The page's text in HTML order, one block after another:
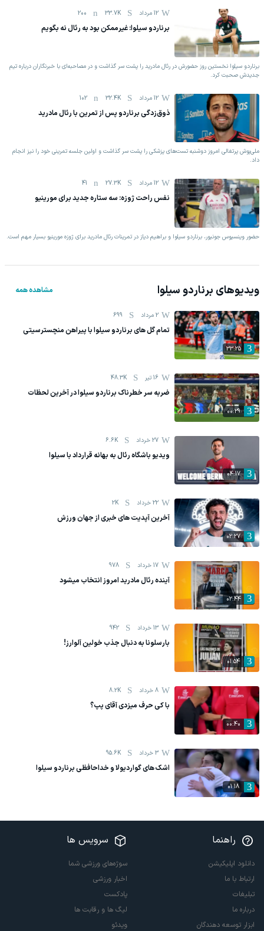
12 مرداد 33.7K
200
برناردو سیلوا: غیرممکن بود به رئال نه بگویم
برناردو سیلوا نخستین روز حضورش در رئال مادرید را پشت سر گذاشت و در مصاحبه‌ای با خبرنگاران درباره تیم
جدیدش صحبت کرد.
12 مرداد 32.4K
102
ذوق‌زدگی برناردو پس از تمرین با رئال مادرید
ملی‌پوش پرتغالی امروز دوشنبه تست‌های پزشکی را پشت سر گذاشت و اولین جلسه تمرینی خود را نیز انجام
داد.
12 مرداد 27.3K
41
نفس راحت ژوزه: سه ستاره جدید برای مورینیو
حضور وینسیوس جونیور، برناردو سیلوا و براهیم دیاز در تمرینات رئال مادرید برای ژوزه مورینیو بسیار مهم است.
ویدیوهای برناردو سیلوا مشاهده همه
33:25
2 مرداد 699
تمام گل های برناردو سیلوا با پیراهن منچسترسیتی
00:29
16 تیر 48.3K
ضربه سر خطرناک برناردو سیلوا در آخرین لحظات
04:17
27 خرداد 6.6K
ویدیو باشگاه رئال به بهانه قرارداد با سیلوا
02:27
22 خرداد 2K
آخرین آپدیت های خبری از جهان ورزش
02:44
17 خرداد 978
آینده رئال مادرید امروز انتخاب میشود
01:54
13 خرداد 942
بارسلونا به دنبال جذب خولین آلوارز!
00:40
8 خرداد 8.2K
با کی حرف میزدی آقای پپ؟
01:18
3 خرداد 95.6K
اشک های گواردیولا و خداحافظی برناردو سیلوا
راهنما
دانلود اپلیکیشن
ارتباط با ما
تبلیغات
درباره ما
ابزار توسعه دهندگان
سرویس ها
سوژه‌های ورزشی شما
اخبار ورزشی
پادکست
لیگ ها و رقابت ها
ویدئو